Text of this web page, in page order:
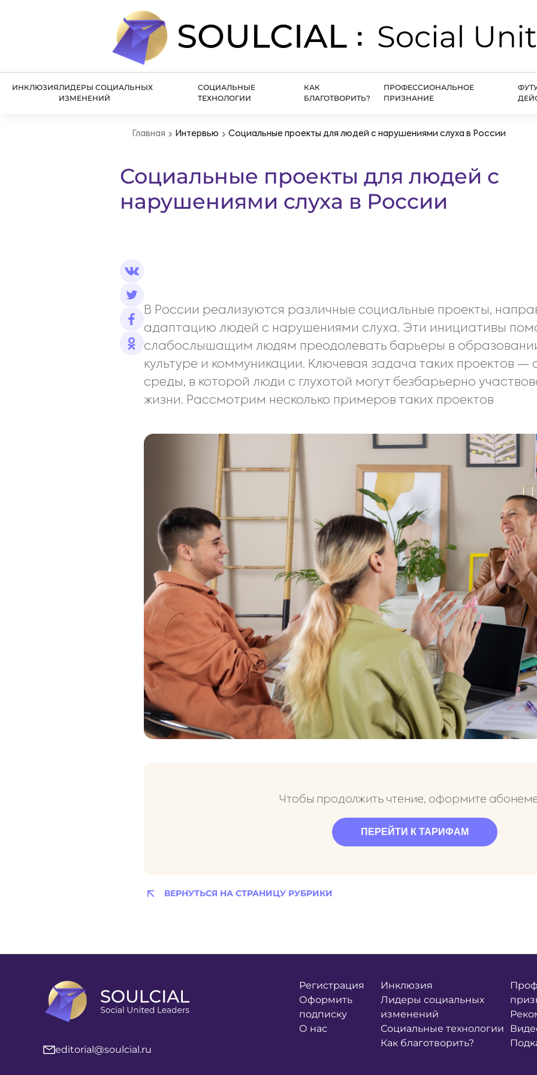
ИНКЛЮЗИЯЛИДЕРЫ СОЦИАЛЬНЫХ
ИЗМЕНЕНИЙ
СОЦИАЛЬНЫЕ
ТЕХНОЛОГИИ
КАК
БЛАГОТВОРИТЬ?
ПРОФЕССИОНАЛЬНОЕ
ПРИЗНАНИЕ
Главная Интервью Социальные проекты для людей с нарушениями слуха в России
Социальные проекты для людей с
нарушениями слуха в России
В России реализуются различные социальные проекты,
адаптацию людей с нарушениями слуха. Эти инициативы
слабослышащим людям преодолевать барьеры в
культуре и коммуникации. Ключевая задача таких проектов —
среды, в которой люди с глухотой могут безбарьерно
жизни. Рассмотрим несколько примеров таких проектов
Чтобы продолжить чтение, оформите
ПЕРЕЙТИ К ТАРИФАМ
ВЕРНУТЬСЯ НА СТРАНИЦУ РУБРИКИ
editorial@soulcial.ru
Регистрация
Оформить
подписку
О нас
Инклюзия
Лидеры социальных
изменений
Социальные технологии
Как благотворить?